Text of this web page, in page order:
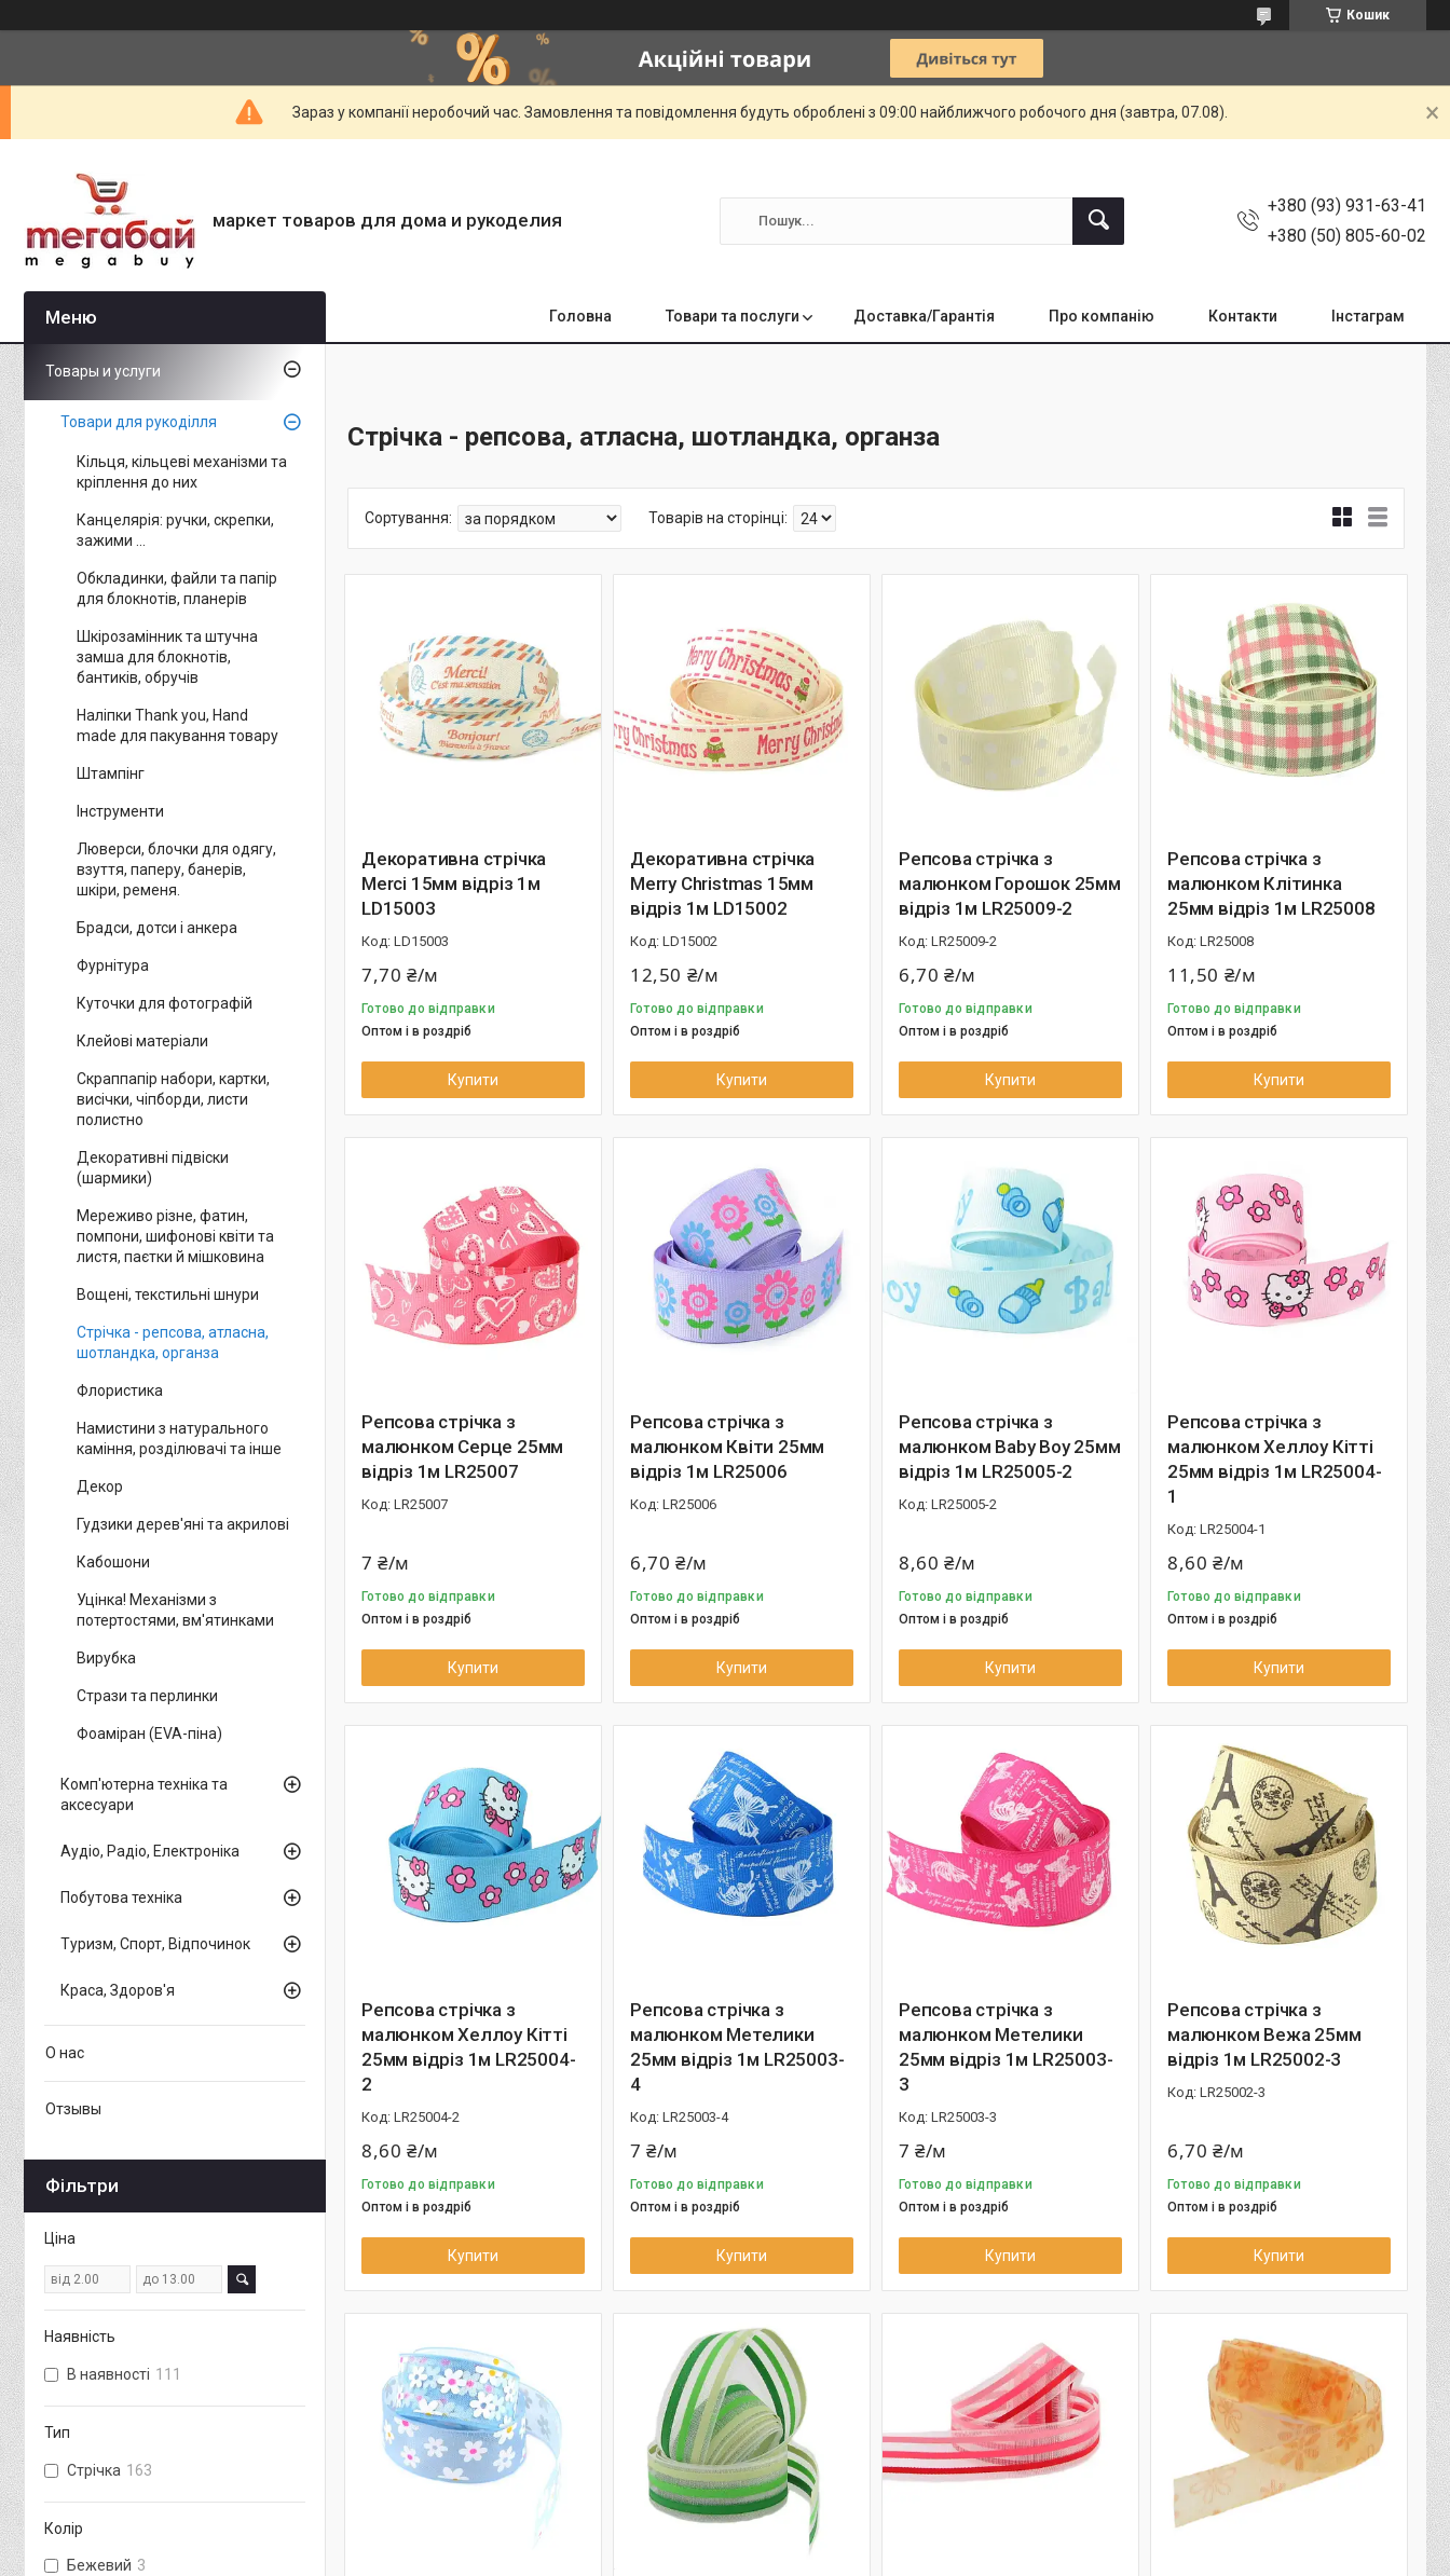
Кошик
Зараз у компанії неробочий час. Замовлення та повідомлення будуть оброблені з 09:00 найближчого робочого дня (завтра, 07.08).
маркет товаров для дома и рукоделия
+380 (93) 931-63-41
+380 (50) 805-60-02
Головна Товари та послуги Доставка/Гарантія Про компанію Контакти Інстаграм
Стрічка - репсова, атласна, шотландка, органза
Декоративна стрічка
Merci 15мм відріз 1м
LD15003
LD15003
7,70 ₴/м
Готово до відправки
Оптом і в роздріб
Купити
Декоративна стрічка
Merry Christmas 15мм
відріз 1м LD15002
LD15002
12,50 ₴/м
Готово до відправки
Оптом і в роздріб
Купити
Репсова стрічка з
малюнком Горошок 25мм
відріз 1м LR25009-2
LR25009-2
6,70 ₴/м
Готово до відправки
Оптом і в роздріб
Купити
Репсова стрічка з
малюнком Клітинка
25мм відріз 1м LR25008
LR25008
11,50 ₴/м
Готово до відправки
Оптом і в роздріб
Купити
Репсова стрічка з
малюнком Серце 25мм
відріз 1м LR25007
LR25007
7 ₴/м
Готово до відправки
Оптом і в роздріб
Купити
Репсова стрічка з
малюнком Квіти 25мм
відріз 1м LR25006
LR25006
6,70 ₴/м
Готово до відправки
Оптом і в роздріб
Купити
Репсова стрічка з
малюнком Baby Boy 25мм
відріз 1м LR25005-2
LR25005-2
8,60 ₴/м
Готово до відправки
Оптом і в роздріб
Купити
Репсова стрічка з
малюнком Хеллоу Кітті
25мм відріз 1м LR25004-
1
LR25004-1
8,60 ₴/м
Готово до відправки
Оптом і в роздріб
Купити
Репсова стрічка з
малюнком Хеллоу Кітті
25мм відріз 1м LR25004-
2
LR25004-2
8,60 ₴/м
Готово до відправки
Оптом і в роздріб
Купити
Репсова стрічка з
малюнком Метелики
25мм відріз 1м LR25003-
4
LR25003-4
7 ₴/м
Готово до відправки
Оптом і в роздріб
Купити
Репсова стрічка з
малюнком Метелики
25мм відріз 1м LR25003-
3
LR25003-3
7 ₴/м
Готово до відправки
Оптом і в роздріб
Купити
Репсова стрічка з
малюнком Вежа 25мм
відріз 1м LR25002-3
LR25002-3
6,70 ₴/м
Готово до відправки
Оптом і в роздріб
Купити
Товары и услуги
Товари для рукоділля
Кільця, кільцеві механізми та
кріплення до них
Канцелярія: ручки, скрепки,
зажими ...
Обкладинки, файли та папір
для блокнотів, планерів
Шкірозамінник та штучна
замша для блокнотів,
бантиків, обручів
Наліпки Thank you, Hand
made для пакування товару
Штампінг
Інструменти
Люверси, блочки для одягу,
взуття, паперу, банерів,
шкіри, ременя.
Брадси, дотси і анкера
Фурнітура
Куточки для фотографій
Клейові матеріали
Скраппапір набори, картки,
висічки, чіпборди, листи
полистно
Декоративні підвіски
(шармики)
Мереживо різне, фатин,
помпони, шифонові квіти та
листя, паєтки й мішковина
Вощені, текстильні шнури
Стрічка - репсова, атласна,
шотландка, органза
Флористика
Намистини з натурального
каміння, розділювачі та інше
Декор
Гудзики дерев'яні та акрилові
Кабошони
Уцінка! Механізми з
потертостями, вм'ятинками
Вирубка
Стрази та перлинки
Фоаміран (EVA-піна)
Комп'ютерна техніка та
аксесуари
Аудіо, Радіо, Електроніка
Побутова техніка
Туризм, Спорт, Відпочинок
Краса, Здоров'я
О нас
Отзывы
Фільтри
Ціна
Наявність
В наявності 111
Тип
Стрічка 163
Колір
Бежевий 3